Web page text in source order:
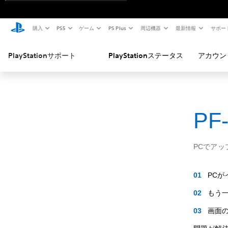
購入 PS5 ゲーム PS Plus 周辺機器 最新情報 サポー
PlayStationサポート PlayStationステータス アカウ
PCでアッ
PCが
もう
画面